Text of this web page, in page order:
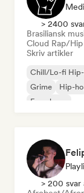
> 2400
Brasiliansk
Cloud Rap/
Skriv artikler
Chill/Lo-fi
Grime
Hip-
Fransk rap
> 200 svar